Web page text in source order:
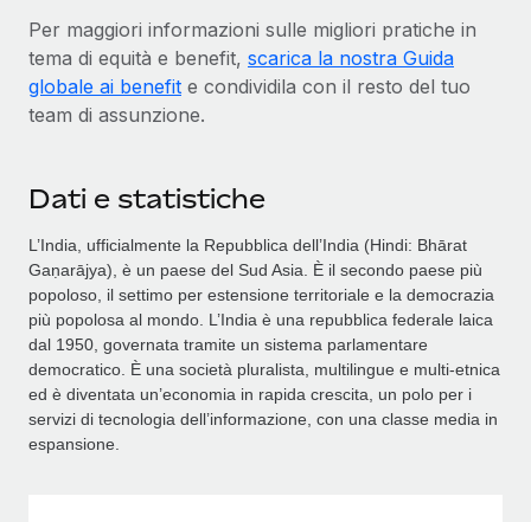
Per maggiori informazioni sulle migliori pratiche in
tema di equità e benefit, scarica la nostra Guida
globale ai benefit e condividila con il resto del tuo
team di assunzione.
Dati e statistiche
L’India, ufficialmente la Repubblica dell’India (Hindi: Bhārat
Gaṇarājya), è un paese del Sud Asia. È il secondo paese più
popoloso, il settimo per estensione territoriale e la democrazia
più popolosa al mondo. L’India è una repubblica federale laica
dal 1950, governata tramite un sistema parlamentare
democratico. È una società pluralista, multilingue e multi-etnica
ed è diventata un’economia in rapida crescita, un polo per i
servizi di tecnologia dell’informazione, con una classe media in
espansione.